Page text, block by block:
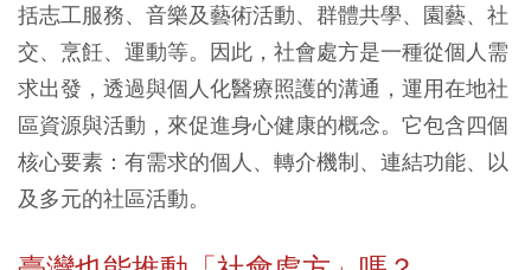
括志工服務、音樂及藝術活動、群體共學、園藝、社
交、烹飪、運動等。因此，社會處方是一種從個人需
求出發，透過與個人化醫療照護的溝通，運用在地社
區資源與活動，來促進身心健康的概念。它包含四個
核心要素：有需求的個人、轉介機制、連結功能、以
及多元的社區活動。